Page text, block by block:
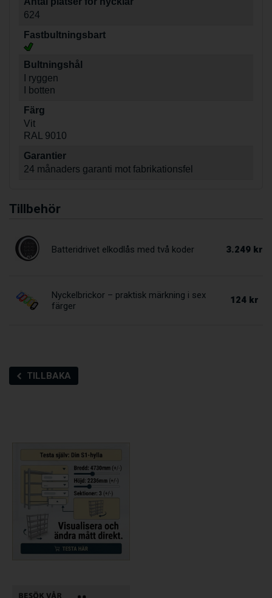
624
Fastbultningsbart
Bultningshål
I ryggen
I botten
Färg
Vit
RAL 9010
Garantier
24 månaders garanti mot fabrikationsfel
Tillbehör
Batteridrivet elkodlås med två koder 3.249 kr
Nyckelbrickor – praktisk märkning i sex
färger
124 kr
TILLBAKA